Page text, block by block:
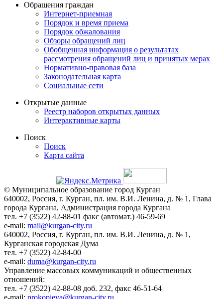
Обращения граждан
Интернет-приемная
Порядок и время приема
Порядок обжалования
Обзоры обращений лиц
Обобщенная информация о результатах
рассмотрения обращений лиц и принятых мерах
Нормативно-правовая база
Законодательная карта
Социальные сети
Открытые данные
Реестр наборов открытых данных
Интерактивные карты
Поиск
Поиск
Карта сайта
© Муниципальное образование город Курган
640002, Россия, г. Курган, пл. им. В.И. Ленина, д. № 1, Глава
города Кургана, Администрация города Кургана
тел. +7 (3522) 42-88-01 факс (автомат.) 46-59-69
e-mail: mail@kurgan-city.ru
640002, Россия, г. Курган, пл. им. В.И. Ленина, д. № 1,
Курганская городская Дума
тел. +7 (3522) 42-84-00
e-mail: duma@kurgan-city.ru
Управление массовых коммуникаций и общественных
отношений:
тел. +7 (3522) 42-88-08 доб. 232, факс 46-51-64